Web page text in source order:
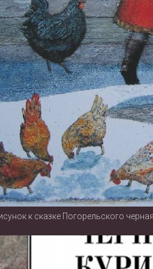
к сказке Погорельского